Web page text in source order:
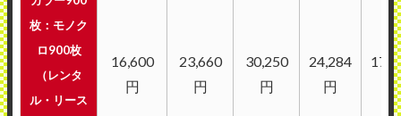
枚：モノク
ロ900枚
（レンタ
ル・リース
16,600
円
23,660
円
30,250
円
24,284
円
円